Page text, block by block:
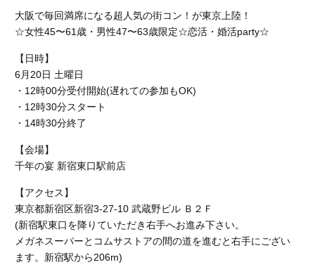
大阪で毎回満席になる超人気の街コン！が東京上陸！
☆女性45〜61歳・男性47〜63歳限定☆恋活・婚活party☆
【日時】
6月20日 土曜日
・12時00分受付開始(遅れての参加もOK)
・12時30分スタート
・14時30分終了
【会場】
千年の宴 新宿東口駅前店
【アクセス】
東京都新宿区新宿3-27-10 武蔵野ビル Ｂ２Ｆ
(新宿駅東口を降りていただき右手へお進み下さい。
メガネスーパーとコムサストアの間の道を進むと右手にござい
ます。新宿駅から206m)